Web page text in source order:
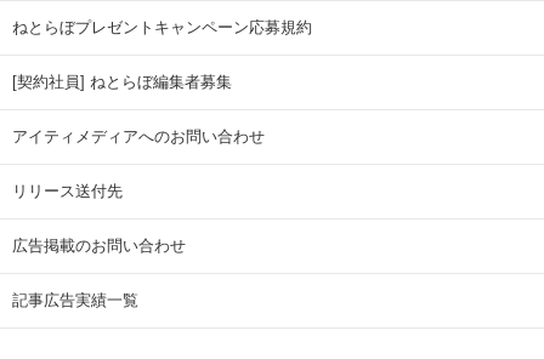
ねとらぼプレゼントキャンペーン応募規約
[契約社員] ねとらぼ編集者募集
アイティメディアへのお問い合わせ
リリース送付先
広告掲載のお問い合わせ
記事広告実績一覧